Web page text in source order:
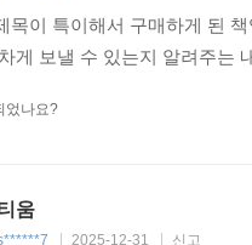
목이 특이해서 구매하게 된
게 보낼 수 있는지 알려주는
었나요?
움
2025-12-31 신고